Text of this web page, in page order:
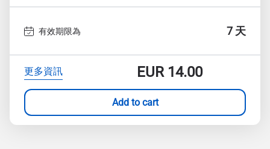
有效期限為 7 天
更多資訊 EUR14.00
Add to cart